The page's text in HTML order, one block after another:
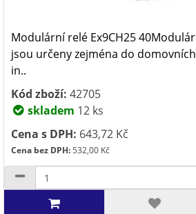
Modulární relé Ex9CH25
jsou určeny zejména do
in..
Kód zboží: 42705
skladem 12 ks
Cena s DPH: 643,72 Kč
Cena bez DPH:532,00 Kč